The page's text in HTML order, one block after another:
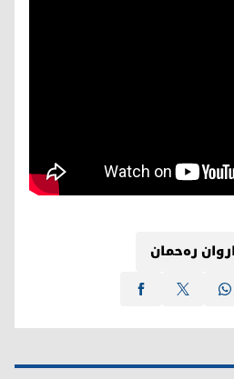
رەحمان